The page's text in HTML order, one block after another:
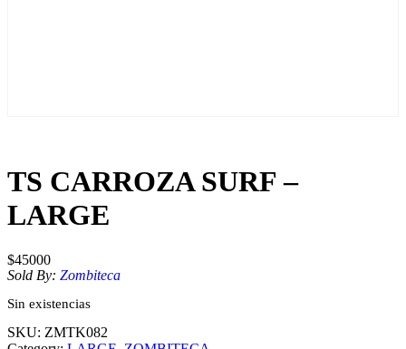
TS CARROZA SURF –
LARGE
$45000
Sold By: Zombiteca
Sin existencias
SKU: ZMTK082